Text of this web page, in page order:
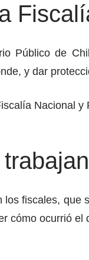
Público de
y dar
Nacional
los fiscales, que
cómo ocurrió